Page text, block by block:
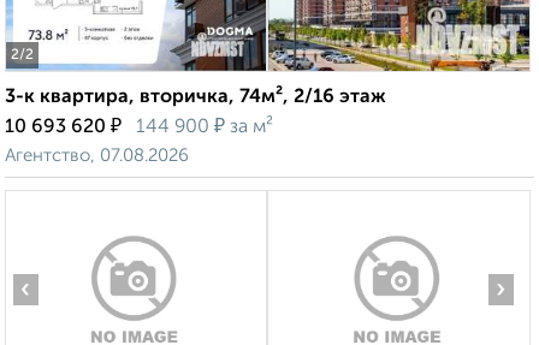
2/2
3-к квартира, вторичка, 74м², 2/16 этаж
10 693 620 ₽ 144 900 ₽ за м²
Агентство, 07.08.2026
‹ ›